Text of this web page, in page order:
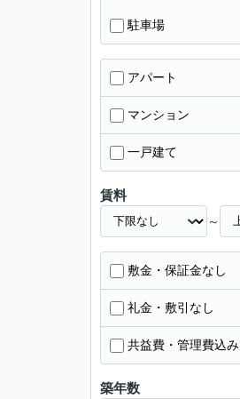
駐車場
アパート
マンション
一戸建て
賃料
～
敷金・保証金なし
礼金・敷引なし
共益費・管理費込み
築年数